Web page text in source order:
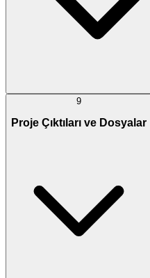
9
Proje Çıktıları ve Dosyalar